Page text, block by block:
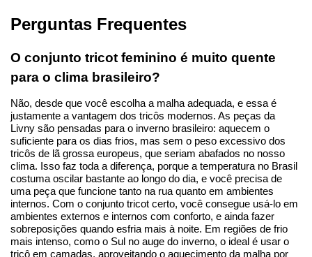
Perguntas Frequentes
O conjunto tricot feminino é muito quente
para o clima brasileiro?
Não, desde que você escolha a malha adequada, e essa é
justamente a vantagem dos tricôs modernos. As peças da
Livny são pensadas para o inverno brasileiro: aquecem o
suficiente para os dias frios, mas sem o peso excessivo dos
tricôs de lã grossa europeus, que seriam abafados no nosso
clima. Isso faz toda a diferença, porque a temperatura no Brasil
costuma oscilar bastante ao longo do dia, e você precisa de
uma peça que funcione tanto na rua quanto em ambientes
internos. Com o conjunto tricot certo, você consegue usá-lo em
ambientes externos e internos com conforto, e ainda fazer
sobreposições quando esfria mais à noite. Em regiões de frio
mais intenso, como o Sul no auge do inverno, o ideal é usar o
tricô em camadas, aproveitando o aquecimento da malha por